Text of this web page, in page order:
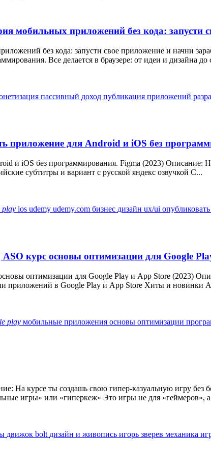
мобильных приложений без кода: запусти
без кода: запусти свое приложение и начни
Все делается в браузере: от идеи и дизайна до
пассивный доход публикация приложений
приложение для Android и iOS без
и iOS без программирования. Figma (2023)
субтитры и вариант с русской яндекс озвучкой С...
play ios udemy udemy.com бизнес дизайн ux/ui опубликовать
курс основы оптимизации для Google
оптимизации для Google Play и App Store (2023)
приложений в Google Play и App Store Хиты и новинки
play мобильные приложения основы оптимизации
На курсе ты создашь свою гипер-казуальную игру
игры» или «гиперкеж» Это игры не для «геймеров», а
движок bolt дизайн и живопись игорь зверев механика